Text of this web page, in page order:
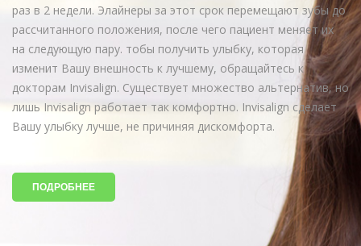
раз в 2 недели. Элайнеры за этот срок перемещают зубы до
рассчитанного положения, после чего пациент меняет их
на следующую пару. тобы получить улыбку, которая
изменит Вашу внешность к лучшему, обращайтесь к
докторам Invisalign. Существует множество альтернатив, но
лишь Invisalign работает так комфортно. Invisalign сделает
Вашу улыбку лучше, не причиняя дискомфорта.
ПОДРОБНЕЕ